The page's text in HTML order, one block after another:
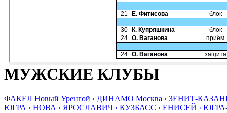
21 Е. Фитисова блок
30 К. Купряшкина
блок
24 О. Ваганова приём
24 О. Ваганова защита
МУЖСКИЕ КЛУБЫ
ФАКЕЛ Новый Уренгой › ДИНАМО Москва › ЗЕНИТ-
ЮГРА › НОВА › ЯРОСЛАВИЧ › КУЗБАСС › ЕНИСЕЙ ›